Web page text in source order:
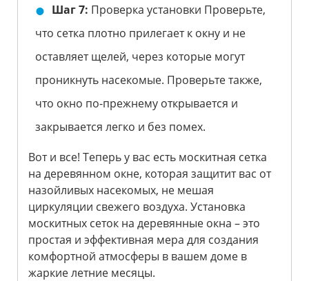
Шаг 7: Проверка установки Проверьте,
что сетка плотно прилегает к окну и не
оставляет щелей, через которые могут
проникнуть насекомые. Проверьте также,
что окно по-прежнему открывается и
закрывается легко и без помех.
Вот и все! Теперь у вас есть москитная сетка
на деревянном окне, которая защитит вас от
назойливых насекомых, не мешая
циркуляции свежего воздуха. Установка
москитных сеток на деревянные окна – это
простая и эффективная мера для создания
комфортной атмосферы в вашем доме в
жаркие летние месяцы.